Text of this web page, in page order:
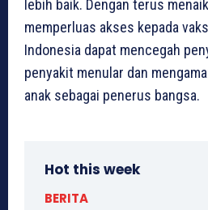
lebih baik. Dengan terus
memperluas akses kepada
Indonesia dapat mencegah
penyakit menular dan
anak sebagai penerus bangsa.
Hot this week
BERITA